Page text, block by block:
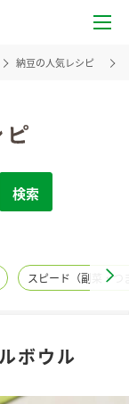
納豆の人気レシピ
検索
スピード（副菜・つ
ボウル